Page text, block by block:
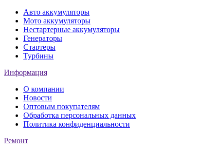
Авто аккумуляторы
Мото аккумуляторы
Нестартерные аккумуляторы
Генераторы
Стартеры
Турбины
Информация
О компании
Новости
Оптовым покупателям
Обработка персональных данных
Политика конфиденциальности
Ремонт